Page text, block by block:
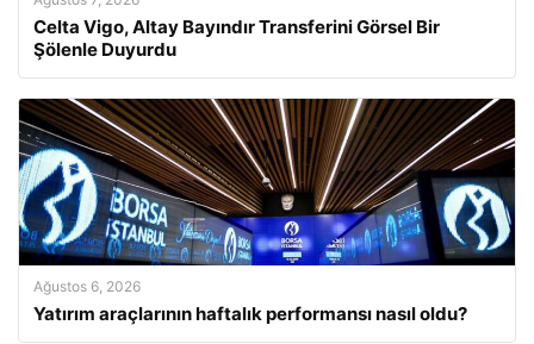
Celta Vigo, Altay Bayındır Transferini Görsel Bir
Şölenle Duyurdu
Ağustos 6, 2026
Yatırım araçlarının haftalık performansı nasıl oldu?